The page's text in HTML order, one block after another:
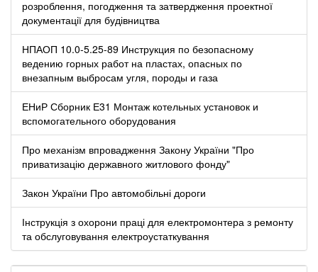
розроблення, погодження та затвердження проектної
документації для будівництва
НПАОП 10.0-5.25-89 Инструкция по безопасному
ведению горных работ на пластах, опасных по
внезапным выбросам угля, породы и газа
ЕНиР Сборник Е31 Монтаж котельных установок и
вспомогательного оборудования
Про механізм впровадження Закону України "Про
приватизацію державного житлового фонду"
Закон України Про автомобільні дороги
Інструкція з охорони праці для електромонтера з ремонту
та обслуговування електроустаткування